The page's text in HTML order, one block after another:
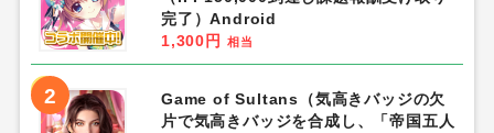
完了）Android
1,300円
相当
2
Game of Sultans（気高きバッジの欠
片で気高きバッジを合成し、「帝国五人